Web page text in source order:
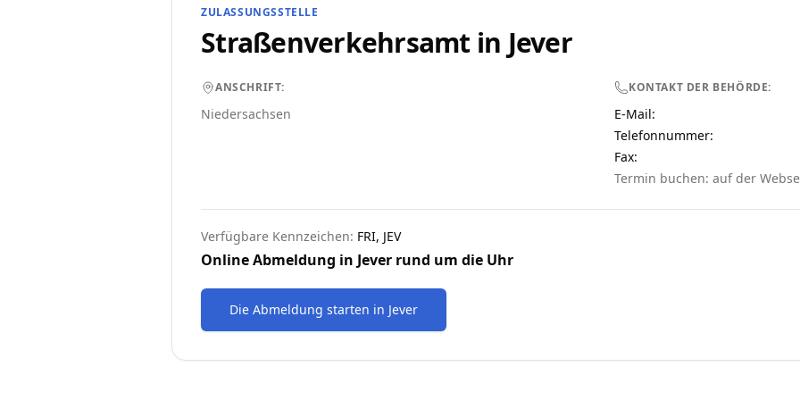
ZULASSUNGSSTELLE
Straßenverkehrsamt in Jever
ANSCHRIFT:
Niedersachsen
KONTAKT DER BEHÖRDE:
E-Mail:
Telefonnummer:
Fax:
Termin buchen: auf der
Verfügbare Kennzeichen: FRI, JEV
Online Abmeldung in Jever rund um die Uhr
Die Abmeldung starten in Jever